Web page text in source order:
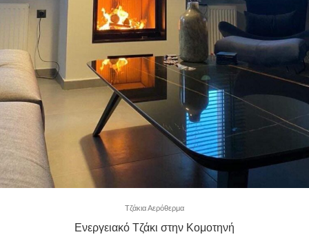
Τζάκια Αερόθερμα
Ενεργειακό Τζάκι στην Κομοτηνή